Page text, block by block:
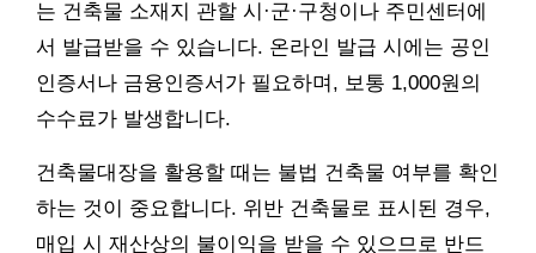
는 건축물 소재지 관할 시·군·구청이나 주민센터에
서 발급받을 수 있습니다. 온라인 발급 시에는 공인
인증서나 금융인증서가 필요하며, 보통 1,000원의
수수료가 발생합니다.
건축물대장을 활용할 때는 불법 건축물 여부를 확인
하는 것이 중요합니다. 위반 건축물로 표시된 경우,
매입 시 재산상의 불이익을 받을 수 있으므로 반드